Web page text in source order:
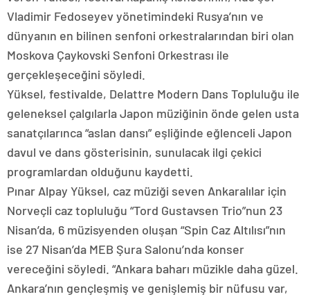
Vladimir Fedoseyev yönetimindeki Rusya’nın ve
dünyanın en bilinen senfoni orkestralarından biri olan
Moskova Çaykovski Senfoni Orkestrası ile
gerçekleşeceğini söyledi.
Yüksel, festivalde, Delattre Modern Dans Topluluğu ile
geleneksel çalgılarla Japon müziğinin önde gelen usta
sanatçılarınca “aslan dansı” eşliğinde eğlenceli Japon
davul ve dans gösterisinin, sunulacak ilgi çekici
programlardan olduğunu kaydetti.
Pınar Alpay Yüksel, caz müziği seven Ankaralılar için
Norveçli caz topluluğu “Tord Gustavsen Trio”nun 23
Nisan’da, 6 müzisyenden oluşan “Spin Caz Altılısı”nın
ise 27 Nisan’da MEB Şura Salonu’nda konser
vereceğini söyledi. “Ankara baharı müzikle daha güzel.
Ankara’nın gençleşmiş ve genişlemiş bir nüfusu var,